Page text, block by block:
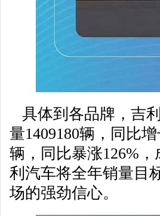
具体到各品牌，吉
量1409180辆，同比
辆，同比暴涨126%
利汽车将全年销量目
场的强劲信心。